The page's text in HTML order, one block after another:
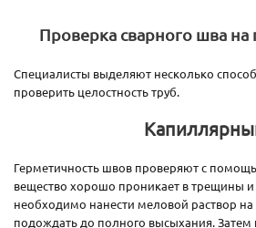
Проверка сварного шва на
Специалисты выделяют несколько
проверить целостность труб.
Герметичность швов проверяют с
вещество хорошо проникает в трещины
необходимо нанести меловой раствор
подождать до полного высыхания. Затем